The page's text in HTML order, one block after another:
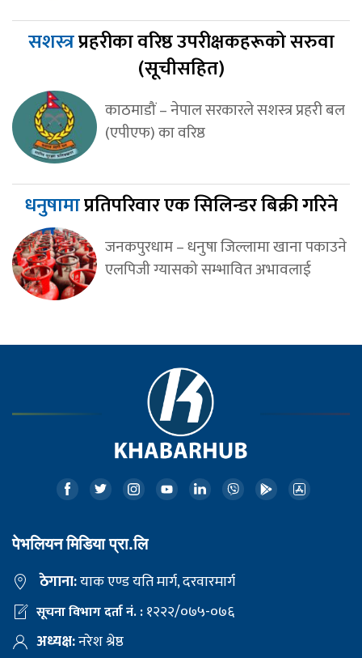
सशस्त्रप्रहरीका वरिष्ठ उपरीक्षकहरूको सरुवा
(सूचीसहित)
काठमाडौं – नेपाल सरकारले सशस्त्र प्रहरी बल
(एपीएफ) का वरिष्ठ
धनुषामाप्रतिपरिवार एक सिलिन्डर बिक्री गरिने
जनकपुरधाम – धनुषा जिल्लामा खाना पकाउने
एलपिजी ग्यासको सम्भावित अभावलाई
पेभलियन मिडिया प्रा.लि
ठेगाना:याक एण्ड यति मार्ग, दरवारमार्ग
सूचना विभाग दर्ता नं. :१२२२/०७५-०७६
अध्यक्ष:नरेश श्रेष्ठ